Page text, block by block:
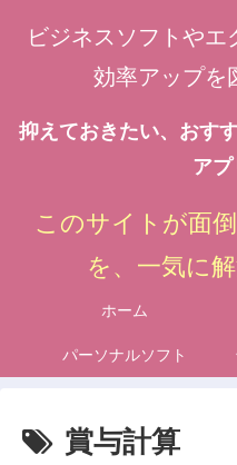
ビジネスソフトやエ
効率アップを
抑えておきたい、おす
ア
このサイトが面
を、一気に
ホーム
パーソナルソフト
賞与計算